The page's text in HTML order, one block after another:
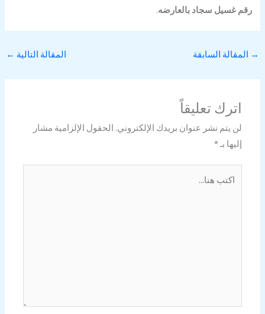
رقم غسيل سجاد بالعارضه.
→ المقالة السابقة المقالة التالية ←
اترك تعليقاً
لن يتم نشر عنوان بريدك الإلكتروني. الحقول الإلزامية مشار
إليها بـ *